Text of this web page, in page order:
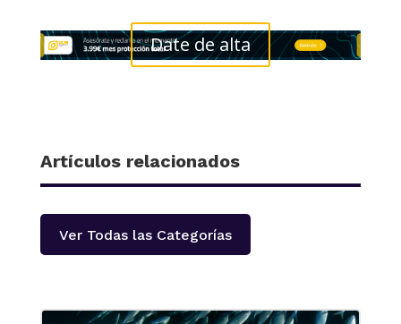
Date de alta
Artículos relacionados
Ver Todas las Categorías